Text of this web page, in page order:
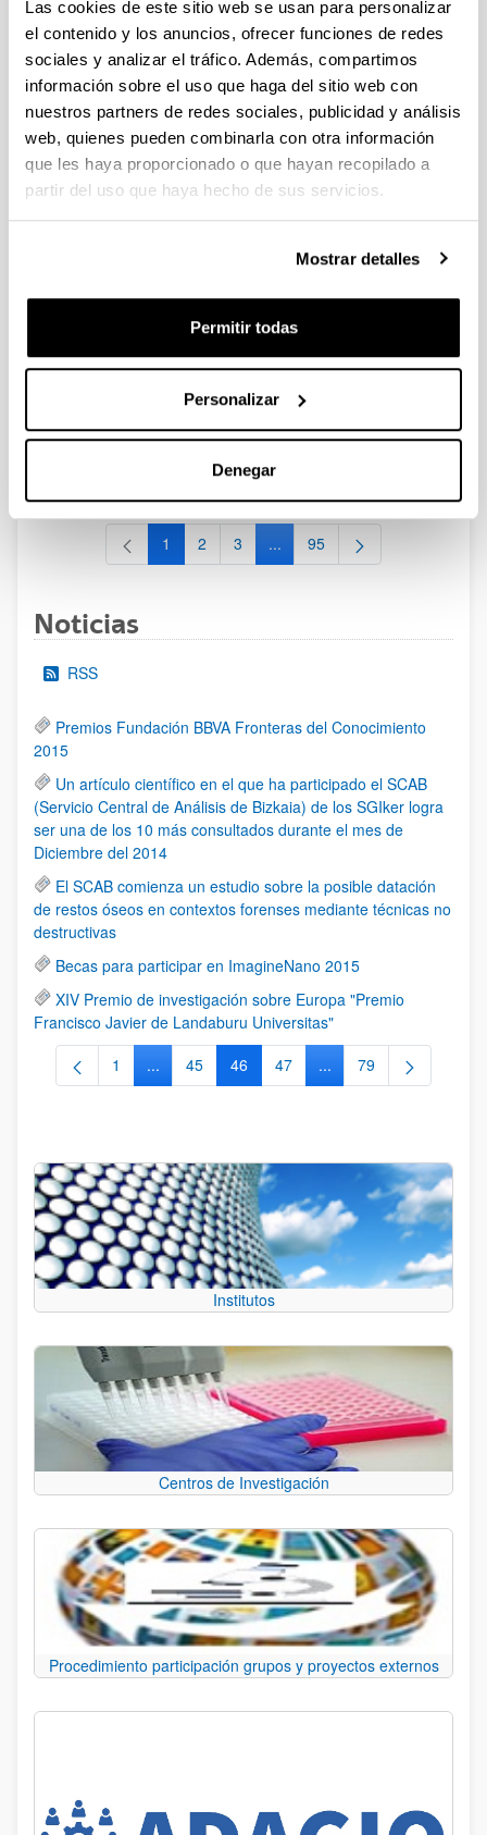
Las cookies de este sitio web se usan para personalizar
el contenido y los anuncios, ofrecer funciones de redes
sociales y analizar el tráfico. Además, compartimos
información sobre el uso que haga del sitio web con
nuestros partners de redes sociales, publicidad y análisis
web, quienes pueden combinarla con otra información
que les haya proporcionado o que hayan recopilado a
partir del uso que haya hecho de sus servicios.
Mostrar detalles
Permitir todas
Personalizar
Denegar
FUNDACION LA CAIXA JUNIOR LEADER RETAINING
PROGRAMME 2027
CONVOCATORIA PARA LA CONTRATACIÓN DE
PERSONAL INVESTIGADOR DOCTOR EN LA UPV/EHU
(2026)
Trámite abierto (Plazo de presentación de solicitudes: 03/06/2026 -
25/06/2026 23:59)
16/07/2026: Listado provisional de solicitudes admitidas y
al 30/07/2026 (ambos incluídos)
PERSONAL INVESTIGADOR EN FORMACIÓN EN LA EHU
FINANCIADO CON RECURSOS PROPIOS DE UN
Página
1 Página
2 Página
3 ...Páginas intermedias Use TAB
Página
95
Noticias
RSS
Premios Fundación BBVA Fronteras del Conocimiento
2015
Un artículo científico en el que ha participado el SCAB
(Servicio Central de Análisis de Bizkaia) de los SGIker logra
ser una de los 10 más consultados durante el mes de
Diciembre del 2014
El SCAB comienza un estudio sobre la posible datación
de restos óseos en contextos forenses mediante técnicas no
destructivas
Becas para participar en ImagineNano 2015
XIV Premio de investigación sobre Europa "Premio
Francisco Javier de Landaburu Universitas"
Página
1 ...Páginas intermedias Use TAB para desplazarse.
Página
45 Página
46 Página
47 ...Páginas intermedias
Página
79
Institutos
Centros de Investigación
Procedimiento participación grupos y proyectos externos